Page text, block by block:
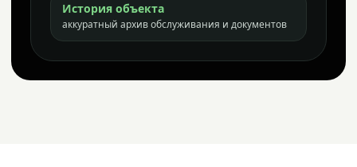
История объекта
аккуратный архив обслуживания и документов